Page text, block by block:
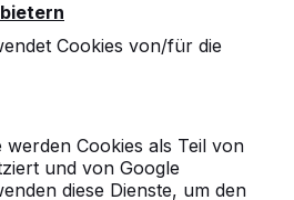
Cookies von/für die
Cookies als Teil von
und von Google
diese Dienste, um den